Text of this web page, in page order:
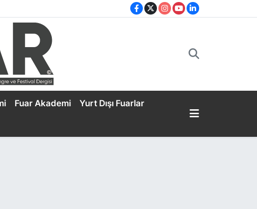
Fuar Akademi Yurt Dışı Fuarlar